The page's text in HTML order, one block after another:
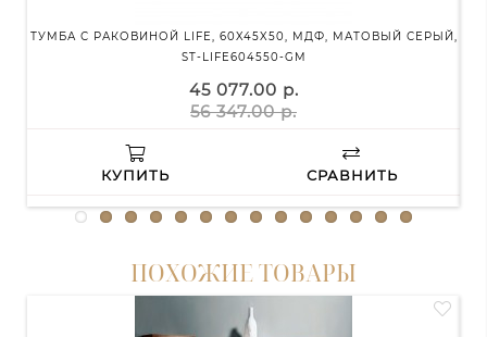
ТУМБА С РАКОВИНОЙ LIFE, 60X45X50, МДФ, МАТОВЫЙ СЕРЫЙ,
ST-LIFE604550-GM
45 077.00 р.
56 347.00 р.
КУПИТЬ СРАВНИТЬ
ПОХОЖИЕ ТОВАРЫ